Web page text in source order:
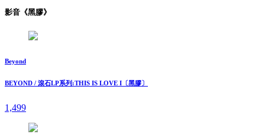
影音《黑膠》
Beyond
BEYOND / 滾石LP系列:THIS IS LOVE I〔黑膠〕
1,499